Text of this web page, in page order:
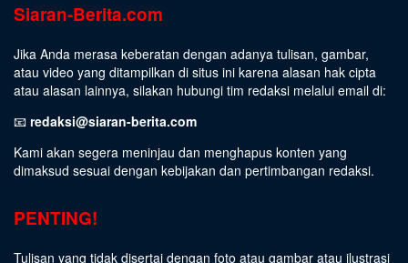
Siaran-Berita.com
Jika Anda merasa keberatan dengan adanya tulisan, gambar,
atau video yang ditampilkan di situs ini karena alasan hak cipta
atau alasan lainnya, silakan hubungi tim redaksi melalui email di:
📧 redaksi@siaran-berita.com
Kami akan segera meninjau dan menghapus konten yang
dimaksud sesuai dengan kebijakan dan pertimbangan redaksi.
PENTING!
Tulisan yang tidak disertai dengan foto atau gambar atau ilustrasi